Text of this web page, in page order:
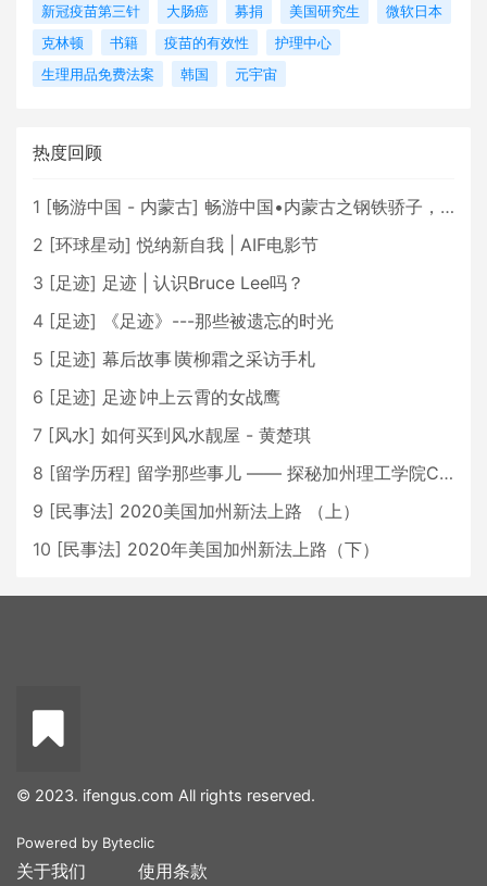
新冠疫苗第三针
大肠癌 募捐 美国研究生
微软日本
克林顿
书籍 疫苗的有效性
护理中心
生理用品免费法案
韩国 元宇宙
热度回顾
1 [畅游中国 - 内蒙古] 畅游中国•内蒙古之钢铁骄子，魅力包头
2 [环球星动] 悦纳新自我 | AIF电影节
3 [足迹] 足迹 | 认识Bruce Lee吗？
4 [足迹]
《足迹》---那些被遗忘的时光
5 [足迹] 幕后故事∣黄柳霜之采访手札
6 [足迹] 足迹∣冲上云霄的女战鹰
7 [风水] 如何买到风水靓屋 - 黄楚琪
8 [留学历程] 留学那些事儿 —— 探秘加州理工学院Caltech博士生活 [上集]
9 [民事法] 2020美国加州新法上路 （上）
10 [民事法] 2020年美国加州新法上路（下）
© 2023. ifengus.com All rights reserved.
Powered by Byteclic
关于我们 使用条款